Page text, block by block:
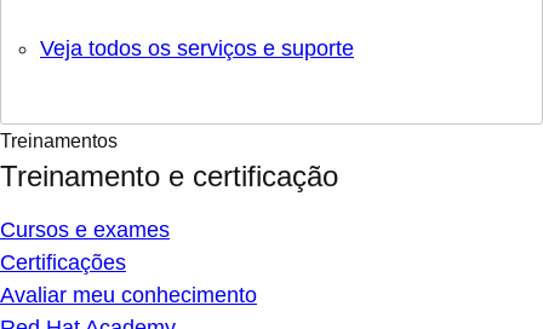
Veja todos os serviços e suporte
Treinamentos
Treinamento e certificação
Cursos e exames
Certificações
Avaliar meu conhecimento